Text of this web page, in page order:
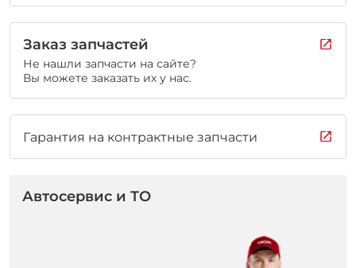
Заказ запчастей
Не нашли запчасти на сайте?
Вы можете заказать их у нас.
Гарантия на контрактные запчасти
Автосервис и ТО